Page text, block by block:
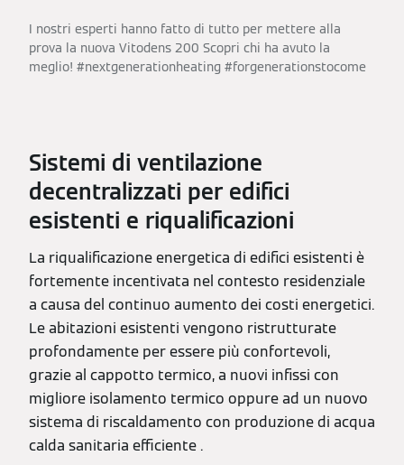
I nostri esperti hanno fatto di tutto per mettere alla
prova la nuova Vitodens 200 Scopri chi ha avuto la
meglio! #nextgenerationheating #forgenerationstocome
Sistemi di ventilazione
decentralizzati per edifici
esistenti e riqualificazioni
La riqualificazione energetica di edifici esistenti è
fortemente incentivata nel contesto residenziale
a causa del continuo aumento dei costi energetici.
Le abitazioni esistenti vengono ristrutturate
profondamente per essere più confortevoli,
grazie al cappotto termico, a nuovi infissi con
migliore isolamento termico oppure ad un nuovo
sistema di riscaldamento con produzione di acqua
calda sanitaria efficiente .